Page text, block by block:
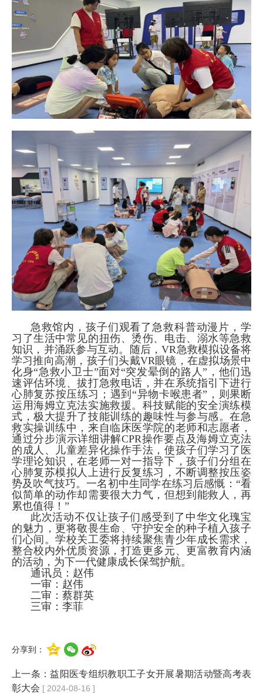
急救馆内，孩子们观看了急救科普动漫片，学
习了生活中常见的扭伤、烫伤、电击、溺水等急救
知识，并涌跃参与互动。随后，VR急救模拟设备将
学习推向高潮，孩子们头戴VR眼镜，在虚拟场景中
化身“急救小卫士”面对“突发晕倒的路人”，他们迅
速评估环境、拔打急救电话，并在系统指引下进行
心肺复苏按压练习；遇到“异物卡喉患者”，则果断
运用海姆立克法实施救援。科技赋能的安全演练模
式，极大提升了技能训练的趣味性与参与感。在急
救实操训练中，来自临床医学院的老师和志愿者，
通过分步演示详细讲解CPR操作要点及海姆立克法
的成人、儿童差异化操作手法，使孩子们学习了医
学理论知识，在老师一对一指导下，孩子们分组在
心肺复苏模拟人上进行反复练习，不断调整按压姿
势及吹气技巧。一名初中生同学在练习后感慨：“看
似简单的动作却需要很大力气，但想到能救人，再
累也值得！”
此次活动不仅让孩子们感受到了中华文化瑰宝
的魅力，更将敬畏生命、守护安全的种子植入孩子
们心间。学校关工委将持续聚焦青少年成长需求，
整合校内外优质资源，打造更多元、更富教育内涵
的活动，为下一代健康成长保驾护航。
通讯员：赵伟
一审：赵伟
二审：蔡群英
三审：李菲
分享到：
上一条：益阳医专组织教职工子女开展暑期活动暨高考表
彰大会 [ 2024-08-16 ]